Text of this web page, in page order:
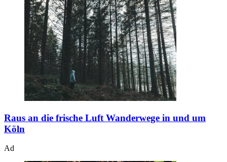
Raus an die frische Luft Wanderwege in und um
Köln
Ad